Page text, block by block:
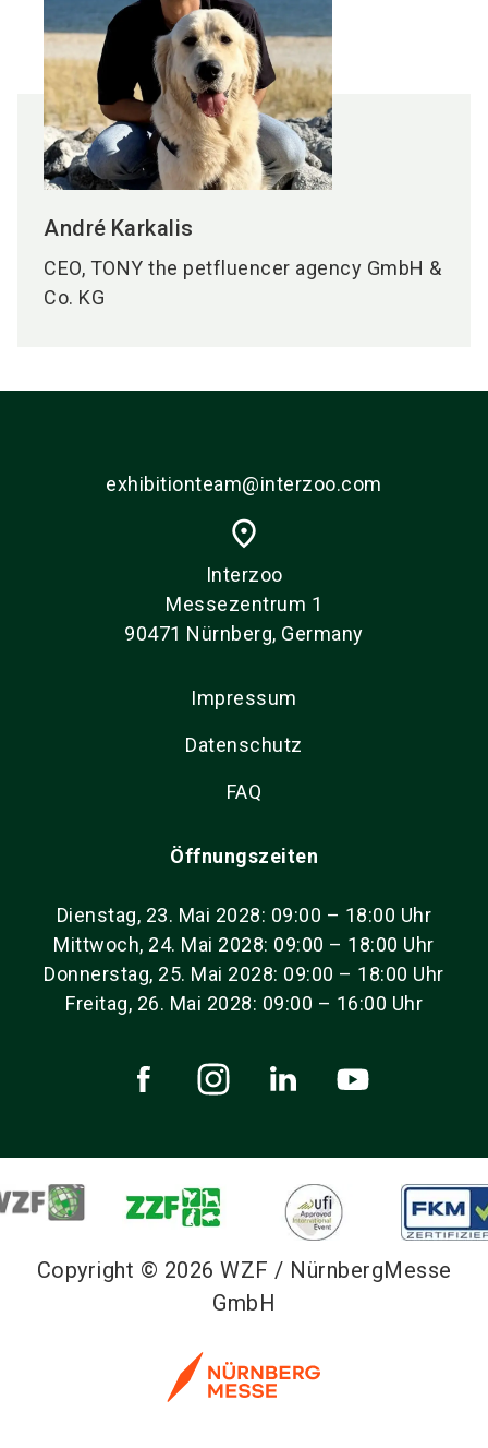
André Karkalis
CEO, TONY the petfluencer agency GmbH &
Co. KG
exhibitionteam@interzoo.com
place
Interzoo
Messezentrum 1
90471 Nürnberg, Germany
Impressum
Datenschutz
FAQ
Öffnungszeiten
Dienstag, 23. Mai 2028: 09:00 – 18:00 Uhr
Mittwoch, 24. Mai 2028: 09:00 – 18:00 Uhr
Donnerstag, 25. Mai 2028: 09:00 – 18:00 Uhr
Freitag, 26. Mai 2028: 09:00 – 16:00 Uhr
Copyright © 2026 WZF / NürnbergMesse
GmbH